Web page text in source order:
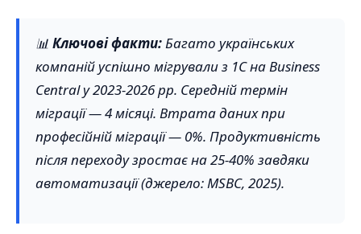
📊 Ключові факти:Багато українських
компаній успішно мігрували з 1С на Business
Central у 2023-2026 рр. Середній термін
міграції — 4 місяці. Втрата даних при
професійній міграції — 0%. Продуктивність
після переходу зростає на 25-40% завдяки
автоматизації (джерело: MSBC, 2025).